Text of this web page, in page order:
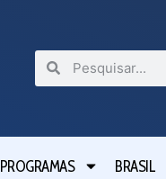
PROGRAMAS BRASIL